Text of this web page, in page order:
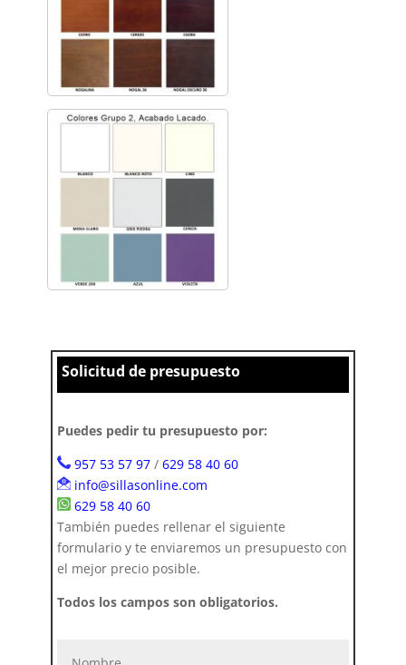
Solicitud de presupuesto
Puedes pedir tu presupuesto por:
957 53 57 97/ 629 58 40 60
info@sillasonline.com
629 58 40 60
También puedes rellenar el siguiente
formulario y te enviaremos un presupuesto con
el mejor precio posible.
Todos los campos son obligatorios.